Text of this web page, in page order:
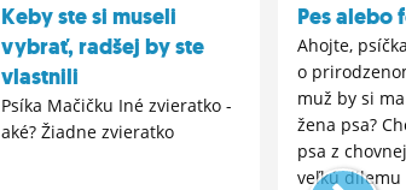
Keby ste si museli
vybrať, radšej by ste
vlastnili
Psíka Mačičku Iné zvieratko -
aké? Žiadne zvieratko
Pes alebo
Ahojte,
o
muž by si
žena psa?
psa z
veľkú dilemu